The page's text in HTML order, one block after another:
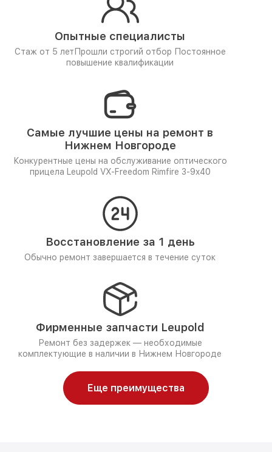
Опытные специалисты
Стаж от 5 лет Прошли строгий отбор Постоянное
повышение квалификации
Самые лучшие цены на ремонт в
Нижнем Новгороде
Конкурентные цены на обслуживание оптического
прицела Leupold VX-Freedom Rimfire 3-9x40
Восстановление за 1 день
Обычно ремонт завершается в течение суток
Фирменные запчасти Leupold
Ремонт без задержек — необходимые
комплектующие в наличии в Нижнем Новгороде
Еще преимущества